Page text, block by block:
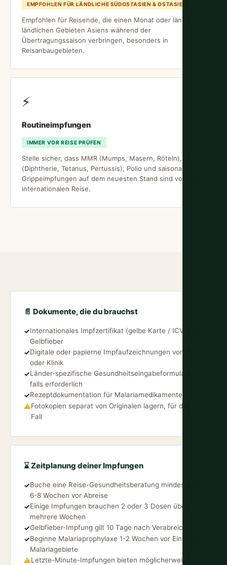
EMPFOHLEN FÜR LÄNDLICHE SÜDOSTASIEN & OSTASIEN
Empfohlen für Reisende, die einen Monat oder länger in
ländlichen Gebieten Asiens während der
Übertragungssaison verbringen, besonders in
Reisanbaugebieten.
⚡
Routineimpfungen
IMMER VOR REISE PRÜFEN
Stelle sicher, dass MMR (Mumps, Masern, Röteln), DTP
(Diphtherie, Tetanus, Pertussis), Polio und saisonale
Grippeimpfungen auf dem neuesten Stand sind vor jeder
internationalen Reise.
📄 Dokumente, die du brauchst
✓Internationales Impfzertifikat (gelbe Karte / ICV) für
Gelbfieber
✓Digitale oder papierne Impfaufzeichnungen von Arzt
oder Klinik
✓Länder-spezifische Gesundheitseingabeformulare,
falls erforderlich
✓Rezeptdokumentation für Malariamedikamente
⚠Fotokopien separat von Originalen lagern, für den
Fall
⌛ Zeitplanung deiner Impfungen
✓Buche eine Reise-Gesundheitsberatung mindestens
6-8 Wochen vor Abreise
✓Einige Impfungen brauchen 2 oder 3 Dosen über
mehrere Wochen
✓Gelbfieber-Impfung gilt 10 Tage nach Verabreichung
✓Beginne Malariaprophylaxe 1-2 Wochen vor Eintritt in
Malariagebiete
⚠Letzte-Minute-Impfungen bieten möglicherweise